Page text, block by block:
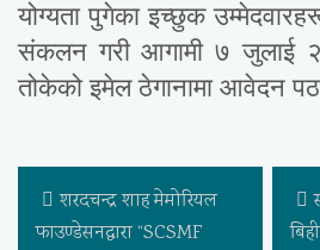
योग्यता पुगेका इच्छुक
संकलन गरी आगामी ७ जुलाई
तोकेको इमेल ठेगानामा आवेदन
शरदचन्द्र शाह मेमोरियल
फाउण्डेसनद्वारा “SCSMF